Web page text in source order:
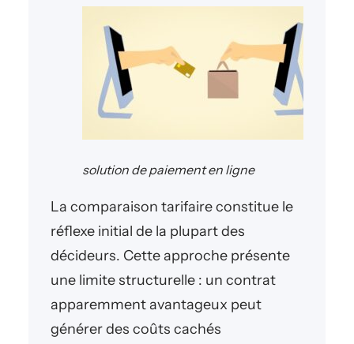
solution de paiement en ligne
La comparaison tarifaire constitue le
réflexe initial de la plupart des
décideurs. Cette approche présente
une limite structurelle : un contrat
apparemment avantageux peut
générer des coûts cachés